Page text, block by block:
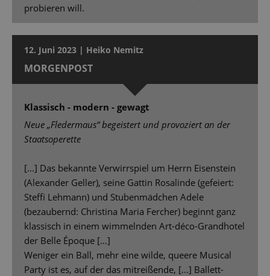
probieren will.
12. Juni 2023 | Heiko Nemitz
MORGENPOST
Klassisch - modern - gewagt
Neue „Fledermaus“ begeistert und provoziert an der
Staatsoperette
[...] Das bekannte Verwirrspiel um Herrn Eisenstein
(Alexander Geller), seine Gattin Rosalinde (gefeiert:
Stefﬁ Lehmann) und Stubenmädchen Adele
(bezaubernd: Christina Maria Fercher) beginnt ganz
klassisch in einem wimmelnden Art-déco-Grandhotel
der Belle Époque […]
Weniger ein Ball, mehr eine wilde, queere Musical
Party ist es, auf der das mitreißende, [...] Ballett-